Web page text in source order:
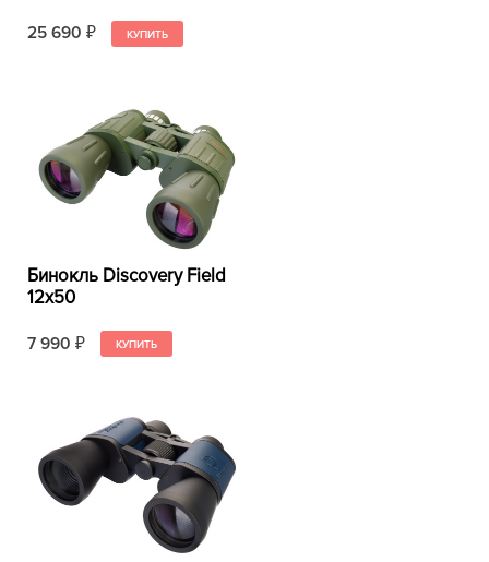
25 690 ₽
Бинокль Discovery Field
12x50
7 990 ₽